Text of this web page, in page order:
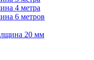
4 метра
6 метров
20 мм